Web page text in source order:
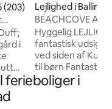
af 5 i gennemsnitlig
(203)
i
Lejlighed i
BEACHCOVE
.Ballinskelligs
Hyggelig
fantastisk udsigt
ved siden af Kun
til børn Fantastisk beliggenhed 20 meter
fra stranden Skellig Falcon bådture til
Skelligs fra den
i